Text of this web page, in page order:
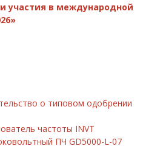
участия в международной
о типовом одобрении
частоты INVT
ПЧ GD5000-L-07